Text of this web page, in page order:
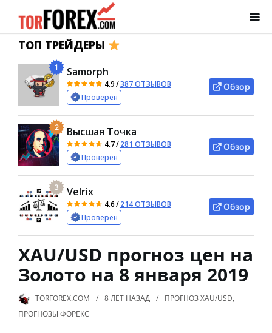
ТОП ТРЕЙДЕРЫ
1 Samorph
4.9/387 ОТЗЫВОВ
Проверен
Обзор
2 Высшая Точка
4.7/281 ОТЗЫВОВ
Проверен
Обзор
3 Velrix
4.6/214 ОТЗЫВОВ
Проверен
Обзор
XAU/USD прогноз цен на
Золото на 8 января 2019
TORFOREX.COM 8 ЛЕТ НАЗАД ПРОГНОЗ XAU/USD,
ПРОГНОЗЫ ФОРЕКС